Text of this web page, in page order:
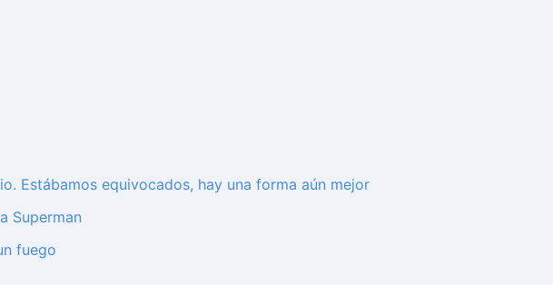
Estábamos equivocados, hay una forma aún mejor
Superman
fuego